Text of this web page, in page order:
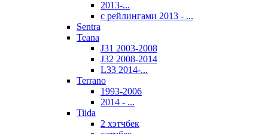
2013-...
с рейлингами 2013 - ...
Sentra
Teana
J31 2003-2008
J32 2008-2014
L33 2014-...
Terrano
1993-2006
2014 - ...
Tiida
2 хэтчбек